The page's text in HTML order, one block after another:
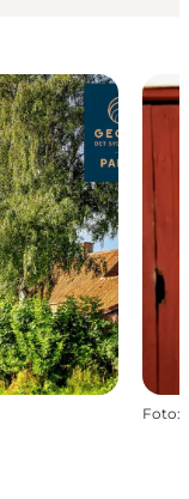
Foto: